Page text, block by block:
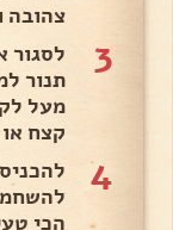
צהובה
3
לסגור
תנור
מעל
קצח
4
הכי